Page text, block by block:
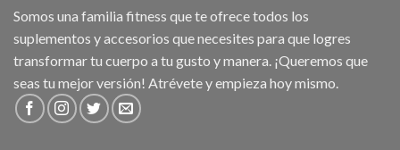
Somos una familia fitness que te ofrece todos los
suplementos y accesorios que necesites para que logres
transformar tu cuerpo a tu gusto y manera. ¡Queremos que
seas tu mejor versión! Atrévete y empieza hoy mismo.